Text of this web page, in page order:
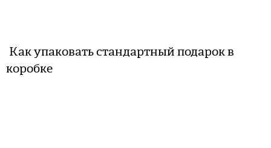
Как упаковать стандартный подарок в
коробке